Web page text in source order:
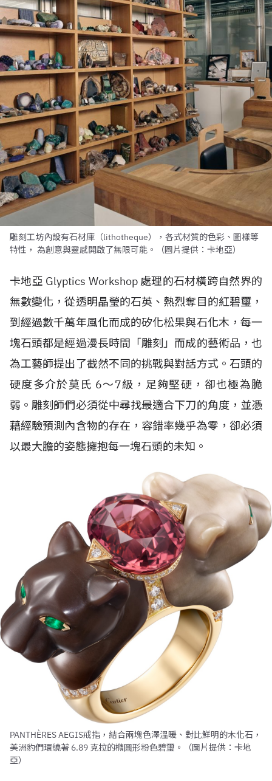
雕刻工坊內設有石材庫（lithotheque），各式材質的色彩、圖樣等
特性， 為創意與靈感開啟了無限可能。（圖片提供：卡地亞）
卡地亞 Glyptics Workshop 處理的石材橫跨自然界的
無數變化，從透明晶瑩的石英、熱烈奪目的紅碧璽，
到經過數千萬年風化而成的矽化松果與石化木，每一
塊石頭都是經過漫長時間「雕刻」而成的藝術品，也
為工藝師提出了截然不同的挑戰與對話方式。石頭的
硬度多介於莫氏 6～7級，足夠堅硬，卻也極為脆
弱。雕刻師們必須從中尋找最適合下刀的角度，並憑
藉經驗預測內含物的存在，容錯率幾乎為零，卻必須
以最大膽的姿態擁抱每一塊石頭的未知。
PANTHÈRES AEGIS戒指，結合兩塊色澤溫暖、對比鮮明的木化石，
美洲豹們環繞著 6.89 克拉的橢圓形粉色碧璽。（圖片提供：卡地
亞）